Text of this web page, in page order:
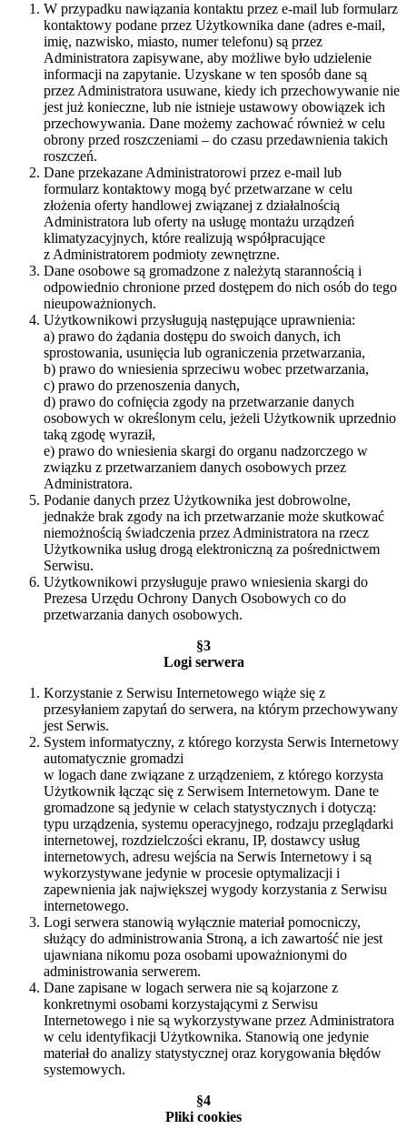
W przypadku nawiązania kontaktu przez e-mail lub formularz
kontaktowy podane przez Użytkownika dane (adres e-mail,
imię, nazwisko, miasto, numer telefonu) są przez
Administratora zapisywane, aby możliwe było udzielenie
informacji na zapytanie. Uzyskane w ten sposób dane są
przez Administratora usuwane, kiedy ich przechowywanie nie
jest już konieczne, lub nie istnieje ustawowy obowiązek ich
przechowywania. Dane możemy zachować również w celu
obrony przed roszczeniami – do czasu przedawnienia takich
roszczeń.
Dane przekazane Administratorowi przez e-mail lub
formularz kontaktowy mogą być przetwarzane w celu
złożenia oferty handlowej związanej z działalnością
Administratora lub oferty na usługę montażu urządzeń
klimatyzacyjnych, które realizują współpracujące
z Administratorem podmioty zewnętrzne.
Dane osobowe są gromadzone z należytą starannością i
odpowiednio chronione przed dostępem do nich osób do tego
nieupoważnionych.
Użytkownikowi przysługują następujące uprawnienia:
a) prawo do żądania dostępu do swoich danych, ich
sprostowania, usunięcia lub ograniczenia przetwarzania,
b) prawo do wniesienia sprzeciwu wobec przetwarzania,
c) prawo do przenoszenia danych,
d) prawo do cofnięcia zgody na przetwarzanie danych
osobowych w określonym celu, jeżeli Użytkownik uprzednio
taką zgodę wyraził,
e) prawo do wniesienia skargi do organu nadzorczego w
związku z przetwarzaniem danych osobowych przez
Administratora.
Podanie danych przez Użytkownika jest dobrowolne,
jednakże brak zgody na ich przetwarzanie może skutkować
niemożnością świadczenia przez Administratora na rzecz
Użytkownika usług drogą elektroniczną za pośrednictwem
Serwisu.
Użytkownikowi przysługuje prawo wniesienia skargi do
Prezesa Urzędu Ochrony Danych Osobowych co do
przetwarzania danych osobowych.
§3
Logi serwera
Korzystanie z Serwisu Internetowego wiąże się z
przesyłaniem zapytań do serwera, na którym przechowywany
jest Serwis.
System informatyczny, z którego korzysta Serwis Internetowy
automatycznie gromadzi
w logach dane związane z urządzeniem, z którego korzysta
Użytkownik łącząc się z Serwisem Internetowym. Dane te
gromadzone są jedynie w celach statystycznych i dotyczą:
typu urządzenia, systemu operacyjnego, rodzaju przeglądarki
internetowej, rozdzielczości ekranu, IP, dostawcy usług
internetowych, adresu wejścia na Serwis Internetowy i są
wykorzystywane jedynie w procesie optymalizacji i
zapewnienia jak największej wygody korzystania z Serwisu
internetowego.
Logi serwera stanowią wyłącznie materiał pomocniczy,
służący do administrowania Stroną, a ich zawartość nie jest
ujawniana nikomu poza osobami upoważnionymi do
administrowania serwerem.
Dane zapisane w logach serwera nie są kojarzone z
konkretnymi osobami korzystającymi z Serwisu
Internetowego i nie są wykorzystywane przez Administratora
w celu identyfikacji Użytkownika. Stanowią one jedynie
materiał do analizy statystycznej oraz korygowania błędów
systemowych.
§4
Pliki cookies